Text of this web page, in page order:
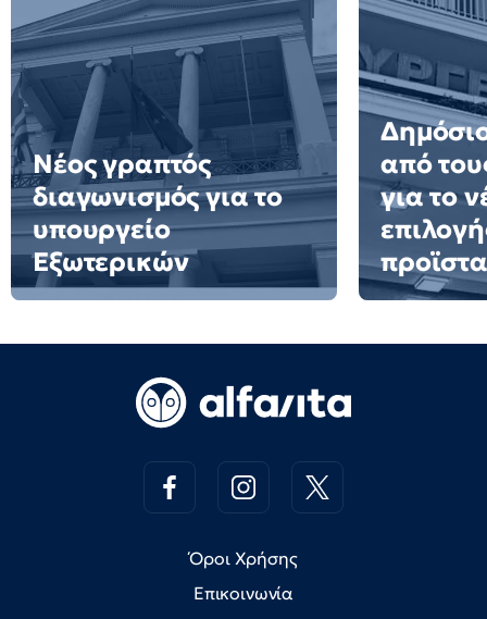
Νέος γραπτός
διαγωνισμός για το
υπουργείο
Εξωτερικών
από
για το
Όροι Χρήσης
Επικοινωνία